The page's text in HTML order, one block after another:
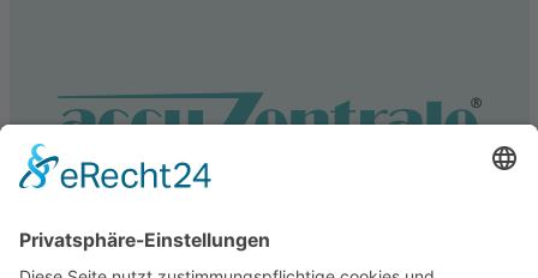
Service